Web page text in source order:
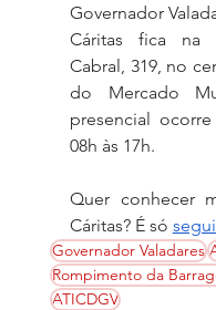
Governador
Cáritas fica na
Cabral, 319, no
do Mercado
presencial
08h às 17h.
Quer conhecer
Cáritas? É só
Governador Valadares
Rompimento da
ATICDGV